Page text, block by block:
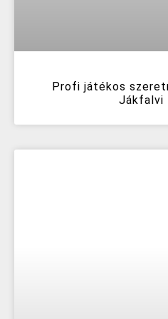
Profi játékos
Jákfalvi